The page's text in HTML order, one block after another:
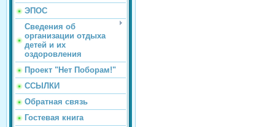
ЭПОС
Сведения об
организации отдыха
детей и их
оздоровления
Проект "Нет Поборам!"
ССЫЛКИ
Обратная связь
Гостевая книга